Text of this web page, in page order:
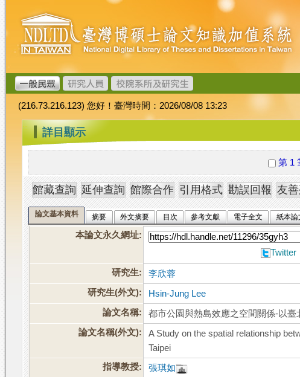
跳
到
主
要
內
容
臺
灣
博
碩
士
論
文
加
值
系
統
(216.73.216.123) 您好！臺灣時間：2026/08/08 13:23
::: 詳目顯示
第 1
論文基本資料 摘要 外文摘要 目次 參考文獻 電子全文 紙本論
本論文永久網址:
Twitter
研究生:
李欣蓉
研究生(外文):
Hsin-Jung Lee
論文名稱:
都市公園與熱島效應之空間關係-以臺
論文名稱(外文):
A Study on the spatial relationship
Taipei
指導教授:
張琪如